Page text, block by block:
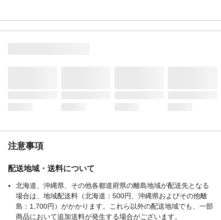
注意事項
配送地域・送料について
北海道、沖縄県、その他各都道府県の離島地域が配送先となる
場合は、地域配送料（北海道：500円、沖縄県およびその他離
島：1,700円）がかかります。これら以外の配送地域でも、一部
商品において追加送料が発生する場合がございます。